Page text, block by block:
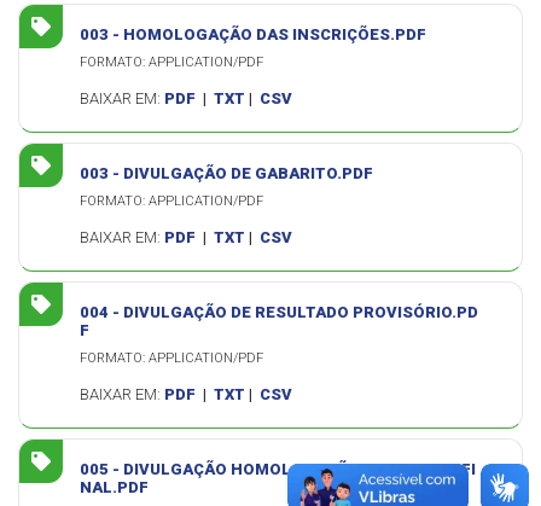
003 - HOMOLOGAÇÃO DAS INSCRIÇÕES.PDF
FORMATO: APPLICATION/PDF
BAIXAR EM: PDF | TXT | CSV
003 - DIVULGAÇÃO DE GABARITO.PDF
FORMATO: APPLICATION/PDF
BAIXAR EM: PDF | TXT | CSV
004 - DIVULGAÇÃO DE RESULTADO PROVISÓRIO.PD
F
FORMATO: APPLICATION/PDF
BAIXAR EM: PDF | TXT | CSV
005 - DIVULGAÇÃO HOMOLOGAÇÃO RESULTADO FI
NAL.PDF